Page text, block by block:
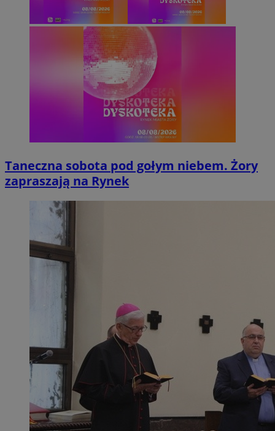
Taneczna sobota pod gołym niebem. Żory
zapraszają na Rynek